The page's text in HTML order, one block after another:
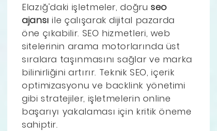
Elazığ'daki işletmeler, doğruseo
ajansı ile çalışarak dijital pazarda
öne çıkabilir. SEO hizmetleri, web
sitelerinin arama motorlarında üst
sıralara taşınmasını sağlar ve marka
bilinirliğini artırır. Teknik SEO, içerik
optimizasyonu ve backlink yönetimi
gibi stratejiler, işletmelerin online
başarıyı yakalaması için kritik öneme
sahiptir.